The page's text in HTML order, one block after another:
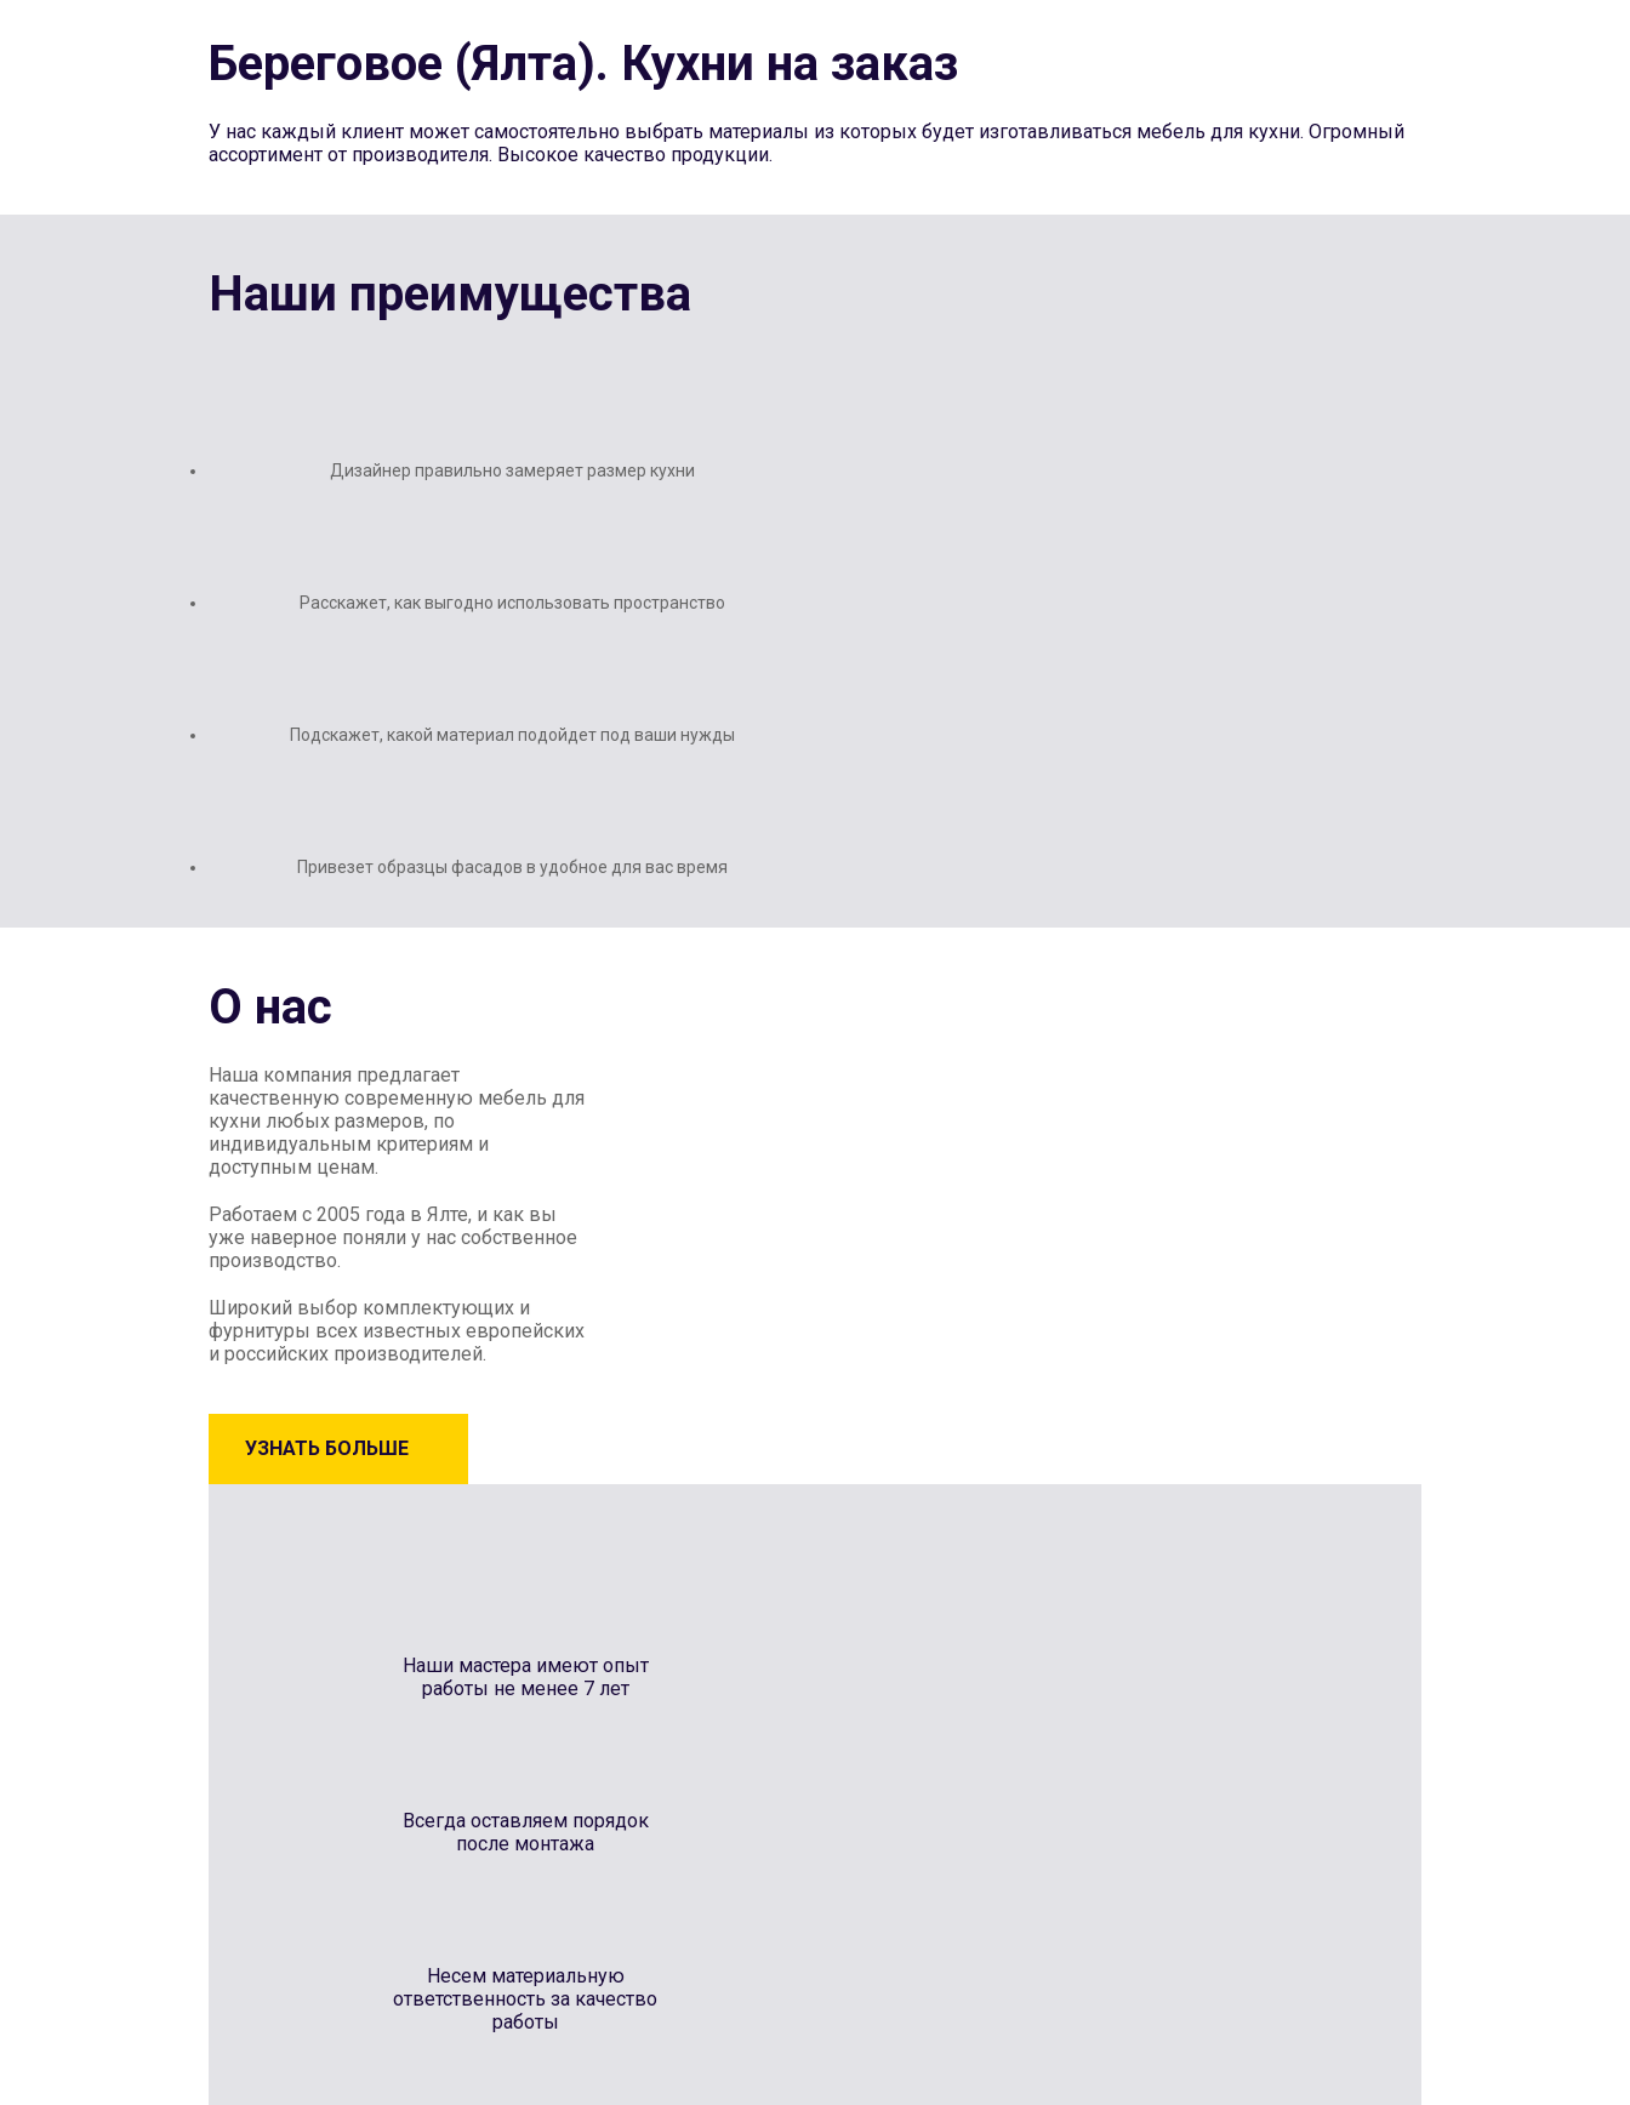
Береговое (Ялта). Кухни на заказ
У нас каждый клиент может самостоятельно выбрать материалы из которых будет изготавливаться мебель для кухни. Огромный
ассортимент от производителя. Высокое качество продукции.
Наши преимущества
Дизайнер правильно замеряет размер кухни
Расскажет, как выгодно использовать пространство
Подскажет, какой материал подойдет под ваши нужды
Привезет образцы фасадов в удобное для вас время
О нас
Наша компания предлагает
качественную современную мебель для
кухни любых размеров, по
индивидуальным критериям и
доступным ценам.
Работаем с 2005 года в Ялте, и как вы
уже наверное поняли у нас собственное
производство.
Широкий выбор комплектующих и
фурнитуры всех известных европейских
и российских производителей.
УЗНАТЬ БОЛЬШЕ
Наши мастера имеют опыт
работы не менее 7 лет
Всегда оставляем порядок
после монтажа
Несем материальную
ответственность за качество
работы